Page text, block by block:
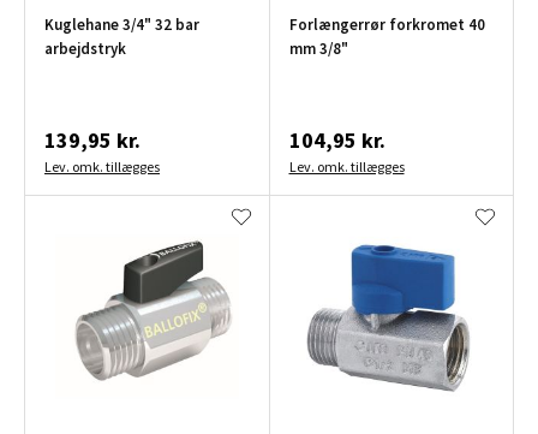
Kuglehane 3/4" 32 bar
arbejdstryk
139,95 kr.
Lev. omk. tillægges
Forlængerrør forkromet 40
mm 3/8"
104,95 kr.
Lev. omk. tillægges